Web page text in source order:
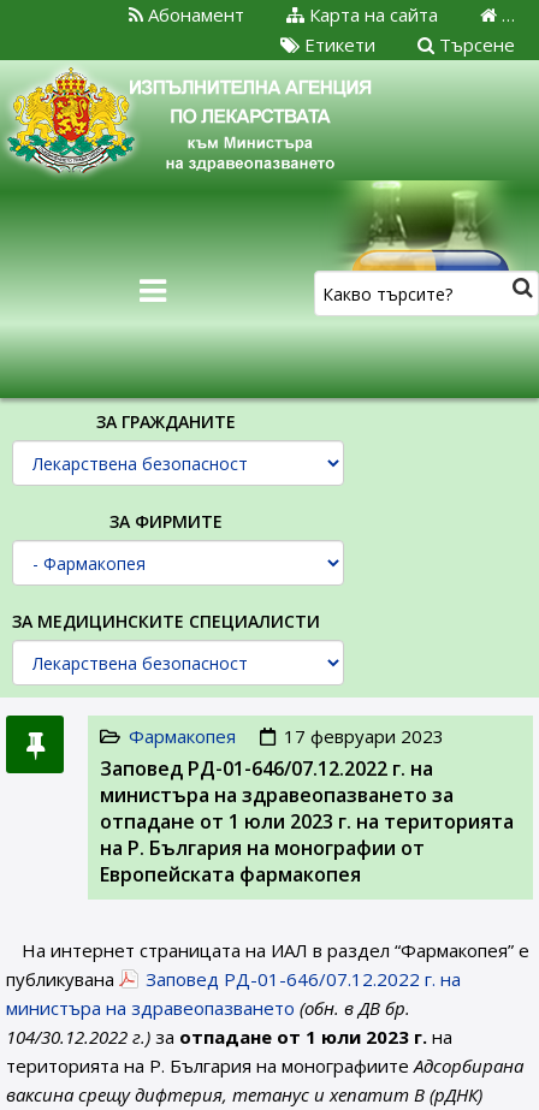
…
Карта на сайта
Абонамент
Търсене
Етикети
ЗА ГРАЖДАНИТЕ
ЗА ФИРМИТЕ
ЗА МЕДИЦИНСКИТЕ СПЕЦИАЛИСТИ
Фармакопея 17 февруари 2023
Заповед РД-01-646/07.12.2022 г. на
министъра на здравеопазването за
отпадане от 1 юли 2023 г. на територията
на Р. България на монографии от
Европейската фармакопея
На интернет страницата на ИАЛ в раздел “Фармакопея” е
публикувана
Заповед РД-01-646/07.12.2022 г. на
министъра на здравеопазването (обн. в ДВ бр.
104/30.12.2022 г.) за отпадане от 1 юли 2023 г. на
територията на Р. България на монографиитеАдсорбирана
ваксина срещу дифтерия, тетанус и хепатит B (рДНК)